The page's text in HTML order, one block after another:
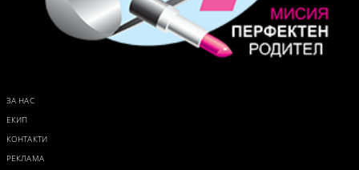
ЗА НАС
ЕКИП
КОНТАКТИ
РЕКЛАМА